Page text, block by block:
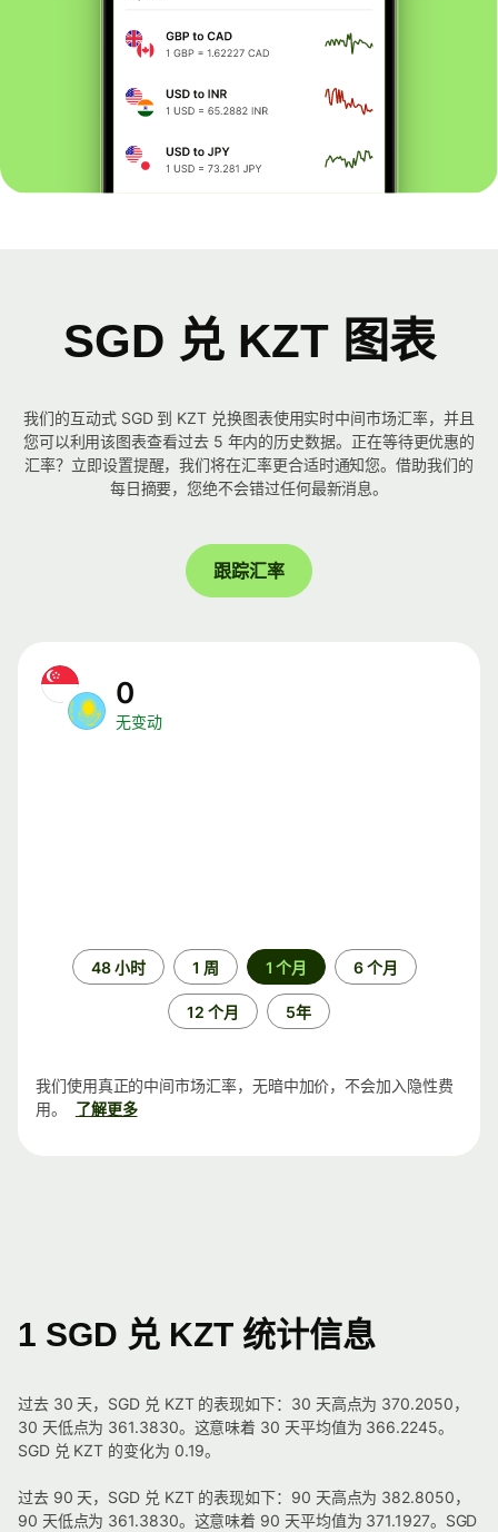
SGD 兑 KZT 图表
我们的互动式 SGD 到 KZT 兑换图表使用实时中间市场汇率，并且
您可以利用该图表查看过去 5 年内的历史数据。正在等待更优惠的
汇率？立即设置提醒，我们将在汇率更合适时通知您。借助我们的
每日摘要，您绝不会错过任何最新消息。
跟踪汇率
0
无变动
48 小时 1 周 1 个月 6 个月
12 个月 5年
我们使用真正的中间市场汇率，无暗中加价，不会加入隐性费
用。
了解更多
1 SGD 兑 KZT 统计信息
过去 30 天，SGD 兑 KZT 的表现如下：30 天高点为 370.2050，
30 天低点为 361.3830。这意味着 30 天平均值为 366.2245。
SGD 兑 KZT 的变化为 0.19。
过去 90 天，SGD 兑 KZT 的表现如下：90 天高点为 382.8050，
90 天低点为 361.3830。这意味着 90 天平均值为 371.1927。SGD